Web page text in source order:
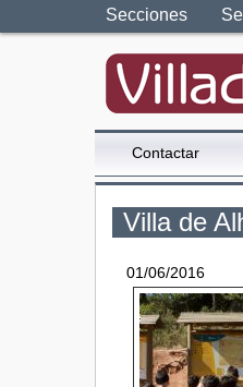
Secciones
Contactar
Villa de
01/06/2016